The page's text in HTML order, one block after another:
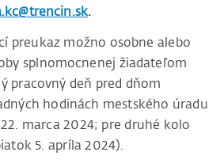
.
preukaz možno osobne alebo
splnomocnenej žiadateľom
pracovný deň pred dňom
hodinách mestského úradu
marca 2024; pre druhé kolo
5. apríla 2024).